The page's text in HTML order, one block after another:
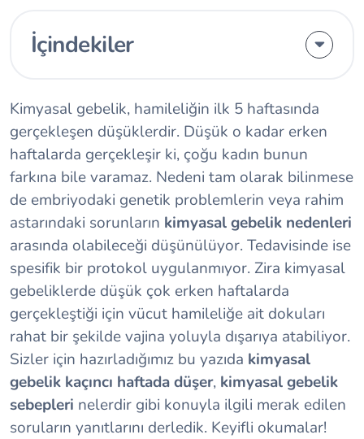
İçindekiler
Kimyasal gebelik, hamileliğin ilk 5 haftasında
gerçekleşen düşüklerdir. Düşük o kadar erken
haftalarda gerçekleşir ki, çoğu kadın bunun
farkına bile varamaz. Nedeni tam olarak bilinmese
de embriyodaki genetik problemlerin veya rahim
astarındaki sorunların kimyasal gebelik nedenleri
arasında olabileceği düşünülüyor. Tedavisinde ise
spesifik bir protokol uygulanmıyor. Zira kimyasal
gebeliklerde düşük çok erken haftalarda
gerçekleştiği için vücut hamileliğe ait dokuları
rahat bir şekilde vajina yoluyla dışarıya atabiliyor.
Sizler için hazırladığımız bu yazıda kimyasal
gebelik kaçıncı haftada düşer, kimyasal gebelik
sebepleri nelerdir gibi konuyla ilgili merak edilen
soruların yanıtlarını derledik. Keyifli okumalar!